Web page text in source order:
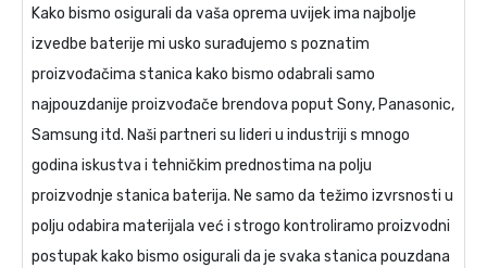
Kako bismo osigurali da vaša oprema uvijek ima najbolje
izvedbe baterije mi usko surađujemo s poznatim
proizvođačima stanica kako bismo odabrali samo
najpouzdanije proizvođače brendova poput Sony, Panasonic,
Samsung itd. Naši partneri su lideri u industriji s mnogo
godina iskustva i tehničkim prednostima na polju
proizvodnje stanica baterija. Ne samo da težimo izvrsnosti u
polju odabira materijala već i strogo kontroliramo proizvodni
postupak kako bismo osigurali da je svaka stanica pouzdana